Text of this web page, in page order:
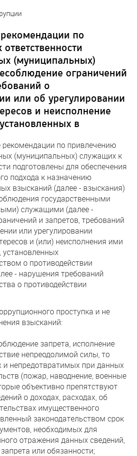
по
(муниципальных)
ограничений
о
или об урегулировании
и неисполнение
в
рекомендации по привлечению
(муниципальных) служащих к
подготовлены для обеспечения
подхода к назначению
взысканий (далее - взыскания)
государственными
служащими (далее -
и запретов, требований
или урегулировании
и (или) неисполнения ими
установленных
о противодействии
- нарушения требований
о противодействии
проступка и не
взысканий:
запрета, исполнение
непреодолимой силы, то
и непредотвратимых при данных
(пожар, наводнение, военные
объективно препятствуют
о доходах, расходах, об
имущественного
законодательством срок
необходимых для
отражения данных сведений,
или обязанности;